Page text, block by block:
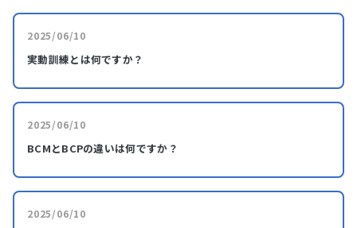
2025/06/10
実動訓練とは何ですか？
2025/06/10
BCMとBCPの違いは何ですか？
2025/06/10